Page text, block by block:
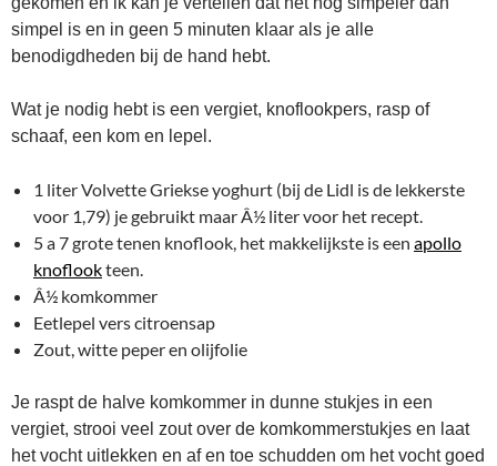
simpel is en in geen 5 minuten klaar als je alle
benodigdheden bij de hand hebt.
Wat je nodig hebt is een vergiet, knoflookpers, rasp of
schaaf, een kom en lepel.
1 liter Volvette Griekse yoghurt (bij de Lidl is de lekkerste
voor 1,79) je gebruikt maar Â½ liter voor het recept.
5 a 7 grote tenen knoflook, het makkelijkste is een apollo
knoflookteen.
Â½ komkommer
Eetlepel vers citroensap
Zout, witte peper en olijfolie
Je raspt de halve komkommer in dunne stukjes in een
vergiet, strooi veel zout over de komkommerstukjes en laat
het vocht uitlekken en af en toe schudden om het vocht goed